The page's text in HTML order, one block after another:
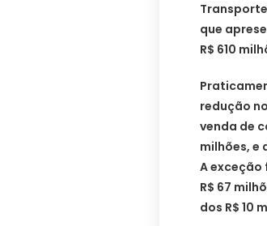
que
R$ 610
redução
venda de
milhões, e
A exceção
R$ 67
dos R$ 10